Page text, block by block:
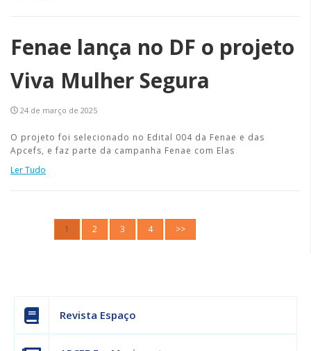
Fenae lança no DF o projeto
Viva Mulher Segura
24 de março de 2025
O projeto foi selecionado no Edital 004 da Fenae e das
Apcefs, e faz parte da campanha Fenae com Elas
Ler Tudo
1 2 3 4 >>
Revista Espaço